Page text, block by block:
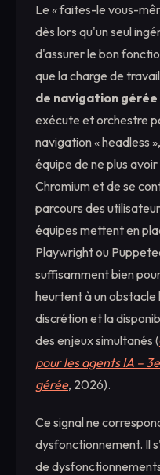
Le « faites-le vous-
dès lors qu'un seul
d'assurer le bon
que la charge de
de navigation gérée
exécute et orchestre
navigation « headless
équipe de ne plus
Chromium et de se
parcours des
équipes mettent en
Playwright ou
suffisamment bien
heurtent à un obstacle
discrétion et la
des enjeux simultanés (
pour les agents IA –
gérée, 2026).
Ce signal ne
dysfonctionnement. Il
de